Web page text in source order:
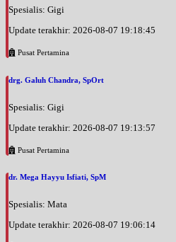
Spesialis: Gigi
Update terakhir: 2026-08-07 19:18:45
Pusat Pertamina
drg. Galuh Chandra, SpOrt
Spesialis: Gigi
Update terakhir: 2026-08-07 19:13:57
Pusat Pertamina
dr. Mega Hayyu Isfiati, SpM
Spesialis: Mata
Update terakhir: 2026-08-07 19:06:14